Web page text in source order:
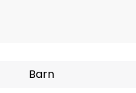
Barn